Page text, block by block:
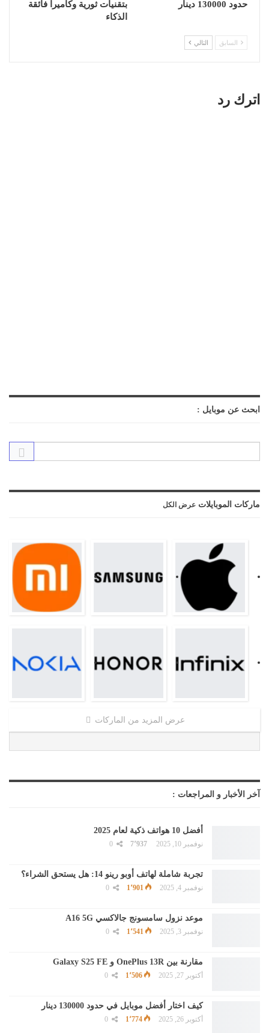
حدود 130000 دينار
بتقنيات ثورية وكاميرا فائقة
الذكاء
السابق التالي
اترك رد
ابحث عن موبايل :
ماركات الموبايلات عرض الكل
عرض المزيد من الماركات
آخر الأخبار و المراجعات :
أفضل 10 هواتف ذكية لعام 2025
نوفمبر 10, 2025 7٬937
تجربة شاملة لهاتف أوبو رينو 14: هل يستحق الشراء؟
نوفمبر 4, 2025 1٬901
موعد نزول سامسونج جالاكسي A16 5G
نوفمبر 3, 2025 1٬541
مقارنة بين OnePlus 13R و Galaxy S25 FE
أكتوبر 27, 2025 1٬506
كيف اختار أفضل موبايل في حدود 130000 دينار
أكتوبر 26, 2025 1٬774